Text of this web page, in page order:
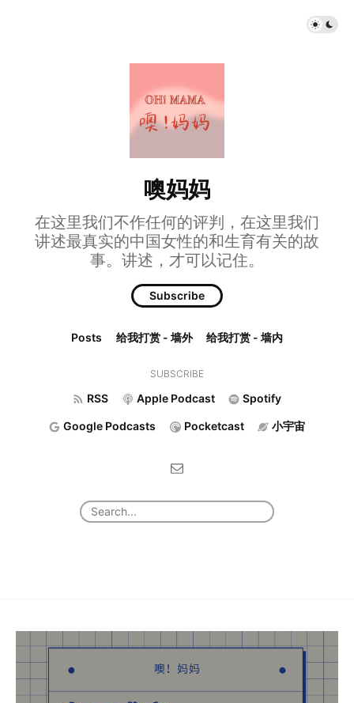
噢妈妈
在这里我们不作任何的评判，在这里我们
讲述最真实的中国女性的和生育有关的故
事。讲述，才可以记住。
Subscribe
Posts 给我打赏 - 墙外 给我打赏 - 墙内
SUBSCRIBE
RSS Apple Podcast Spotify
Google Podcasts Pocketcast 小宇宙